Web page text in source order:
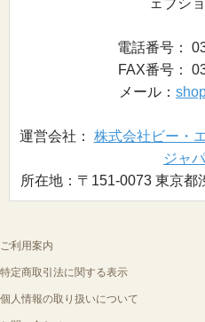
ェブシ
電話番号：
FAX番号：
メール：
運営会社： 株式会社ビー・
ジャパ
所在地：〒151-0073 東京都
ご利用案内
特定商取引法に関する表示
個人情報の取り扱いについて